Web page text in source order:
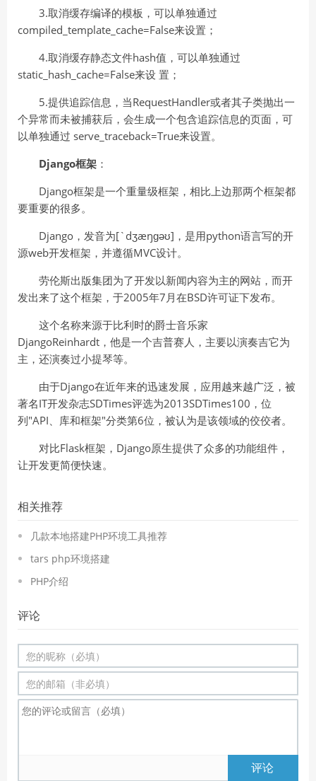
3.取消缓存编译的模板，可以单独通过
compiled_template_cache=False来设置；
4.取消缓存静态⽂件hash值，可以单独通过
static_hash_cache=False来设 置；
5.提供追踪信息，当RequestHandler或者其⼦类抛出⼀
个异常⽽未被捕获后，会⽣成⼀个包含追踪信息的⻚⾯，可
以单独通过 serve_traceback=True来设置。
Django框架 ：
Django框架是一个重量级框架，相比上边那两个框架都
要重要的很多。
Django，发音为[`dʒæŋɡəʊ]，是用python语言写的开
源web开发框架，并遵循MVC设计。
劳伦斯出版集团为了开发以新闻内容为主的网站，而开
发出来了这个框架，于2005年7月在BSD许可证下发布。
这个名称来源于比利时的爵士音乐家
DjangoReinhardt，他是一个吉普赛人，主要以演奏吉它为
主，还演奏过小提琴等。
由于Django在近年来的迅速发展，应用越来越广泛，被
著名IT开发杂志SDTimes评选为2013SDTimes100，位
列"API、库和框架"分类第6位，被认为是该领域的佼佼者。
对比Flask框架，Django原生提供了众多的功能组件，
让开发更简便快速。
相关推荐
几款本地搭建PHP环境工具推荐
tars php环境搭建
PHP介绍
评论
评论